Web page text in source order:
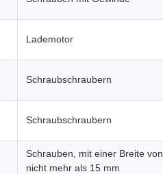
Lademotor
Schraubschraubern
Schraubschraubern
Schrauben, mit einer Breite von
nicht mehr als 15 mm